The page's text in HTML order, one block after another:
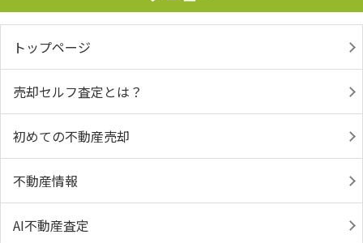
トップページ
売却セルフ査定とは？
初めての不動産売却
不動産情報
AI不動産査定